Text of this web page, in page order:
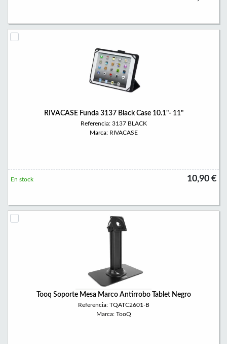
RIVACASE Funda 3137 Black Case 10.1"- 11"
Referencia: 3137 BLACK
Marca: RIVACASE
10,90 €
En stock
Tooq Soporte Mesa Marco Antirrobo Tablet Negro
Referencia: TQATC2601-B
Marca: TooQ